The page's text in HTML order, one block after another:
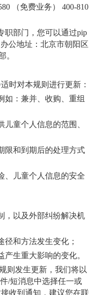
（免费业务） 400-810
职部门，您可以通过pip
办公地址：北京市朝阳区
。
时对本规则进行更新：
如：兼并、收购、重组
儿童个人信息的范围、
限和到期后的处理方式
、儿童个人信息的安全
，以及外部纠纷解决机
径和方法发生变化；
产生重大影响的变化。
则发生更新，我们将以
/短消息中选择任一或
收到通知，建议您在联